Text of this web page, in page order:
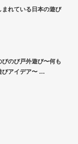
れている日本の遊び
のび戸外遊び〜何も
びアイデア〜